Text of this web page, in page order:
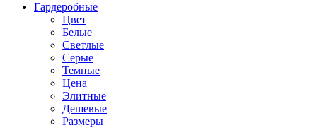
Гардеробные
Цвет
Белые
Светлые
Серые
Темные
Цена
Элитные
Дешевые
Размеры